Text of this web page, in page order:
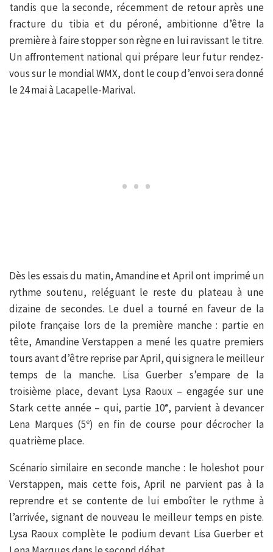
tandis que la seconde, récemment de retour après une
fracture du tibia et du péroné, ambitionne d’être la
première à faire stopper son règne en lui ravissant le titre.
Un affrontement national qui prépare leur futur rendez-
vous sur le mondial WMX, dont le coup d’envoi sera donné
le 24 mai à Lacapelle-Marival.
Dès les essais du matin, Amandine et April ont imprimé un
rythme soutenu, reléguant le reste du plateau à une
dizaine de secondes. Le duel a tourné en faveur de la
pilote française lors de la première manche : partie en
tête, Amandine Verstappen a mené les quatre premiers
tours avant d’être reprise par April, qui signera le meilleur
temps de la manche. Lisa Guerber s’empare de la
troisième place, devant Lysa Raoux – engagée sur une
Stark cette année – qui, partie 10ᵉ, parvient à devancer
Lena Marques (5ᵉ) en fin de course pour décrocher la
quatrième place.
Scénario similaire en seconde manche : le holeshot pour
Verstappen, mais cette fois, April ne parvient pas à la
reprendre et se contente de lui emboîter le rythme à
l’arrivée, signant de nouveau le meilleur temps en piste.
Lysa Raoux complète le podium devant Lisa Guerber et